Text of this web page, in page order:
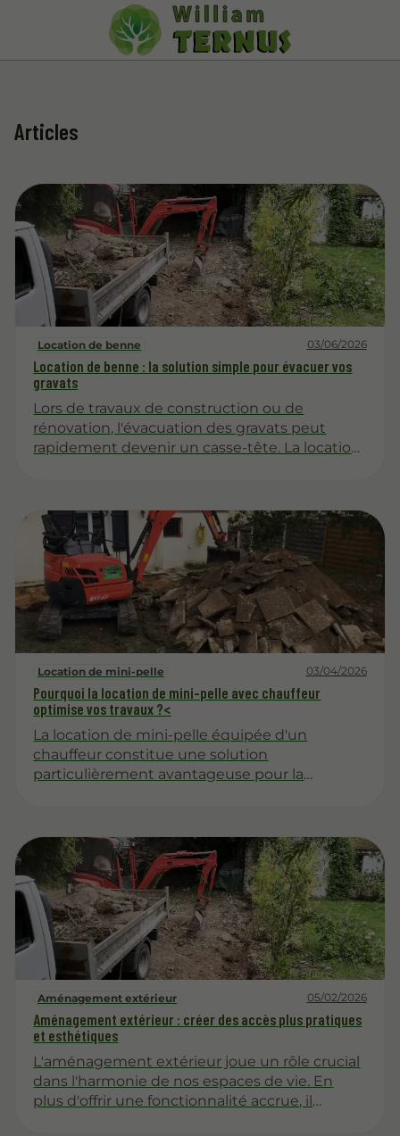
Articles
Location de benne 03/06/2026
Location de benne : la solution simple pour évacuer vos
gravats
Lors de travaux de construction ou de
rénovation, l'évacuation des gravats peut
rapidement devenir un casse-tête. La location
facettes de cette option, en mettant en
lumière son utilité, ses avantages, et les
étapes à suivre pour en bénéficier
correctement.
Location de mini-pelle 03/04/2026
Pourquoi la location de mini-pelle avec chauffeur
optimise vos travaux ?<
La location de mini-pelle équipée d'un
chauffeur constitue une solution
particulièrement avantageuse pour la
Cet article explore en profondeur les raisons
pour lesquelles cette option peut optimiser
vos projets.
Aménagement extérieur 05/02/2026
Aménagement extérieur : créer des accès plus pratiques
et esthétiques
L'aménagement extérieur joue un rôle crucial
dans l'harmonie de nos espaces de vie. En
plus d'offrir une fonctionnalité accrue, il